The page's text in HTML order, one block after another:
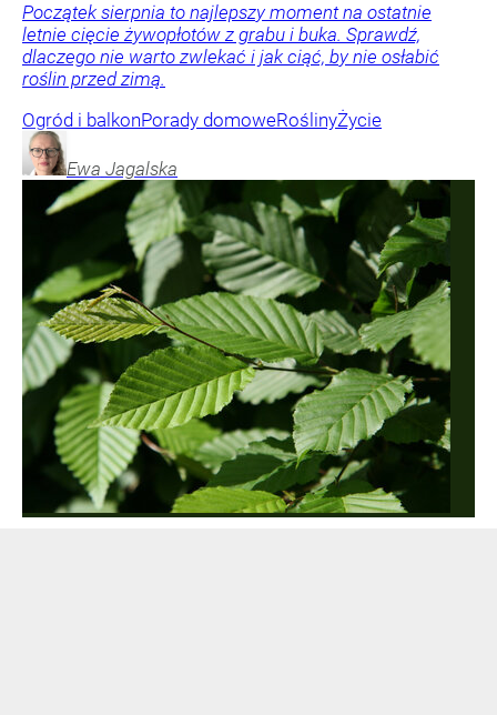
Początek sierpnia to najlepszy moment na ostatnie
letnie cięcie żywopłotów z grabu i buka. Sprawdź,
dlaczego nie warto zwlekać i jak ciąć, by nie osłabić
roślin przed zimą.
Ogród i balkonPorady domoweRoślinyŻycie
Ewa Jagalska